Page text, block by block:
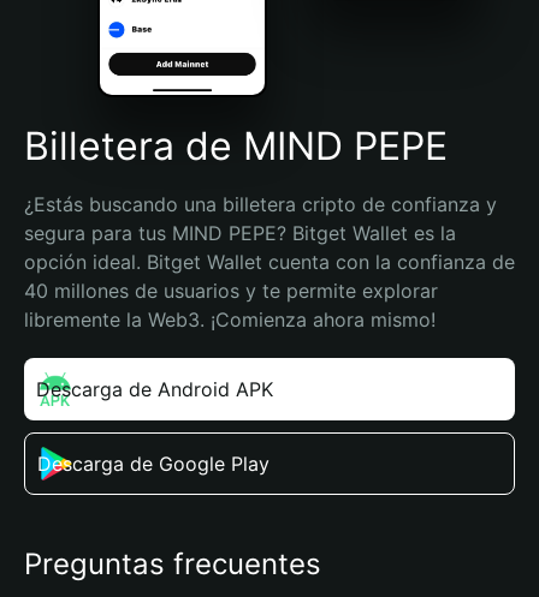
Português (Brasil)
Español (Argentina)
Billetera de MIND PEPE
¿Estás buscando una billetera cripto de confianza y
segura para tus MIND PEPE? Bitget Wallet es la
opción ideal. Bitget Wallet cuenta con la confianza de
40 millones de usuarios y te permite explorar
libremente la Web3. ¡Comienza ahora mismo!
Descarga de Android APK
Descarga de Google Play
Preguntas frecuentes